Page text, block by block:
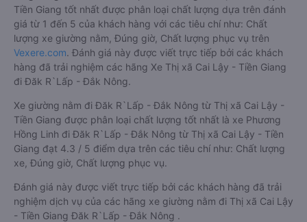
Tiền Giang tốt nhất được phân loại chất lượng dựa trên đánh
giá từ 1 đến 5 của khách hàng với các tiêu chí như: Chất
lượng xe giường nằm, Đúng giờ, Chất lượng phục vụ trên
Vexere.com. Đánh giá này được viết trực tiếp bởi các khách
hàng đã trải nghiệm các hãng Xe Thị xã Cai Lậy - Tiền Giang
đi Đăk R`Lấp - Đắk Nông.
Xe giường nằm đi Đăk R`Lấp - Đắk Nông từ Thị xã Cai Lậy -
Tiền Giang được phân loại chất lượng tốt nhất là xe Phương
Hồng Linh đi Đăk R`Lấp - Đắk Nông từ Thị xã Cai Lậy - Tiền
Giang đạt 4.3 / 5 điểm dựa trên các tiêu chí như: Chất lượng
xe, Đúng giờ, Chất lượng phục vụ.
Đánh giá này được viết trực tiếp bởi các khách hàng đã trải
nghiệm dịch vụ của các hãng xe giường nằm đi Thị xã Cai Lậy
- Tiền Giang Đăk R`Lấp - Đắk Nông .